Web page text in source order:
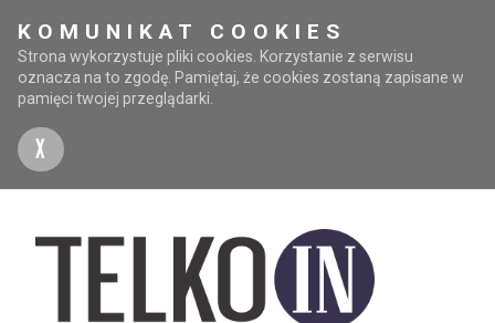
KOMUNIKAT COOKIES
Strona wykorzystuje pliki cookies. Korzystanie z serwisu
oznacza na to zgodę. Pamiętaj, że cookies zostaną zapisane w
pamięci twojej przeglądarki.
X